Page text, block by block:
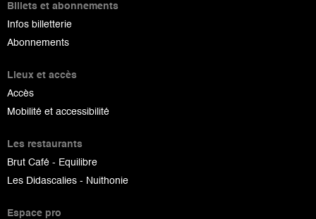
Billets et abonnements
Infos billetterie
Abonnements
Lieux et accès
Accès
Mobilité et accessibilité
Les restaurants
Brut Café - Equilibre
Les Didascalies - Nuithonie
Espace pro